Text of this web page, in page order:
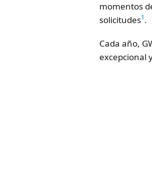
momentos
solicitudes1.
Cada año,
excepcional